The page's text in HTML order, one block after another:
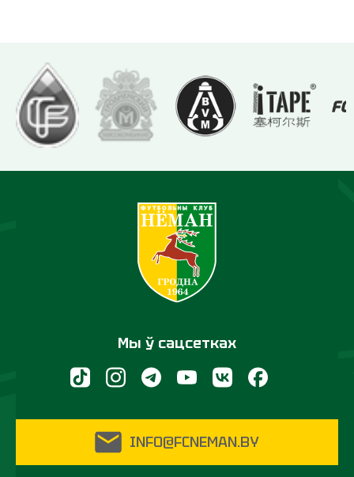
Мы ў сацсетках
INFO@FCNEMAN.BY